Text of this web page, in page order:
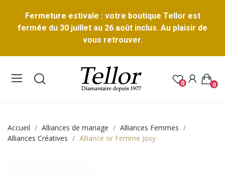
Fermeture estivale : votre boutique Tellor est
fermée du 30 juillet au 26 août inclus. Au plaisir de
vous retrouver.
0 0
Accueil Alliances de mariage
Alliances Femmes
Alliances Créatives
Alliance or Femme Josy